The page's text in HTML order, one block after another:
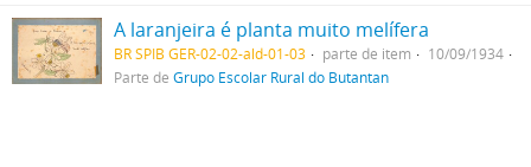
A laranjeira é planta muito melífera
BR SPIB GER-02-02-ald-01-03 parte de item
10/09/1934
Parte de Grupo Escolar Rural do Butantan